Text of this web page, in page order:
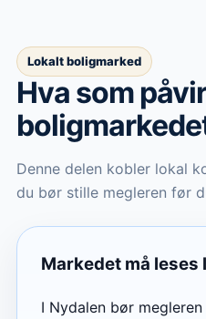
Lokalt boligmarked
Hva som
Denne delen kobler lokal
du bør stille megleren før
Markedet må leses
I Nydalen bør